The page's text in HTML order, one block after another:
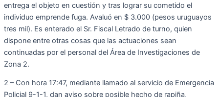
entrega el objeto en cuestión y tras lograr su cometido el
individuo emprende fuga. Avaluó en $ 3.000 (pesos uruguayos
tres mil). Es enterado el Sr. Fiscal Letrado de turno, quien
dispone entre otras cosas que las actuaciones sean
continuadas por el personal del Área de Investigaciones de
Zona 2.
2 – Con hora 17:47, mediante llamado al servicio de Emergencia
Policial 9-1-1, dan aviso sobre posible hecho de rapiña,